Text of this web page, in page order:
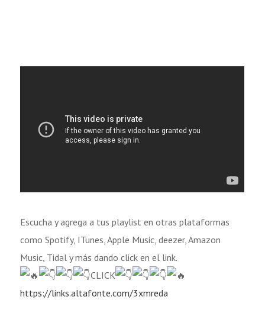
Escucha y agrega a tus playlist en otras plataformas
como Spotify, ITunes, Apple Music, deezer, Amazon
Music, Tidal y más dando click en el link.
CLICK
https://links.altafonte.com/3xmreda